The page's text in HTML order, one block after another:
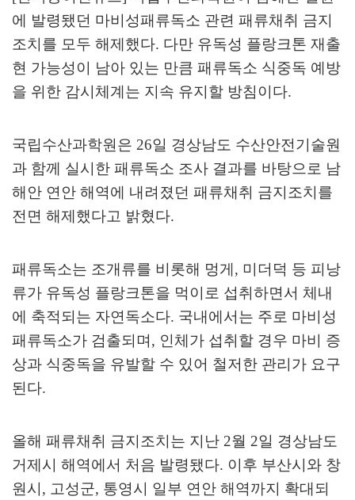
에 발령됐던 마비성패류독소 관련 패류채취 금지
조치를 모두 해제했다. 다만 유독성 플랑크톤 재출
현 가능성이 남아 있는 만큼 패류독소 식중독 예방
을 위한 감시체계는 지속 유지할 방침이다.
국립수산과학원은 26일 경상남도 수산안전기술원
과 함께 실시한 패류독소 조사 결과를 바탕으로 남
해안 연안 해역에 내려졌던 패류채취 금지조치를
전면 해제했다고 밝혔다.
패류독소는 조개류를 비롯해 멍게 , 미더덕 등 피낭
류가 유독성 플랑크톤을 먹이로 섭취하면서 체내
에 축적되는 자연독소다. 국내에서는 주로 마비성
패류독소가 검출되며 , 인체가 섭취할 경우 마비 증
상과 식중독을 유발할 수 있어 철저한 관리가 요구
된다.
올해 패류채취 금지조치는 지난 2월 2일 경상남도
거제시 해역에서 처음 발령됐다. 이후 부산시와 창
원시 , 고성군, 통영시 일부 연안 해역까지 확대되